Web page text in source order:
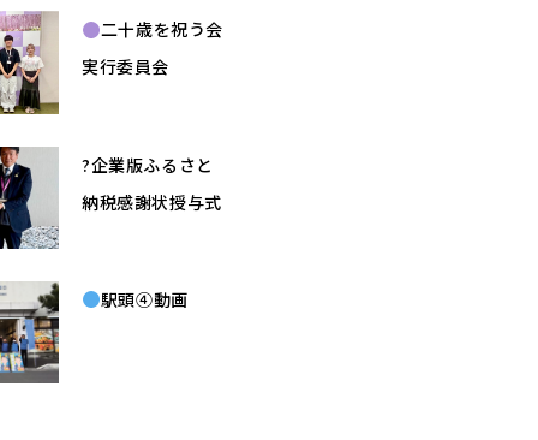
二十歳を祝う会
実行委員会
?企業版ふるさと
納税感謝状授与式
駅頭④動画